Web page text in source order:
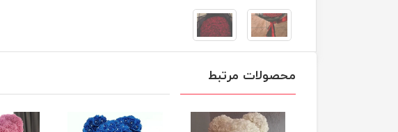
محصولات مرتبط